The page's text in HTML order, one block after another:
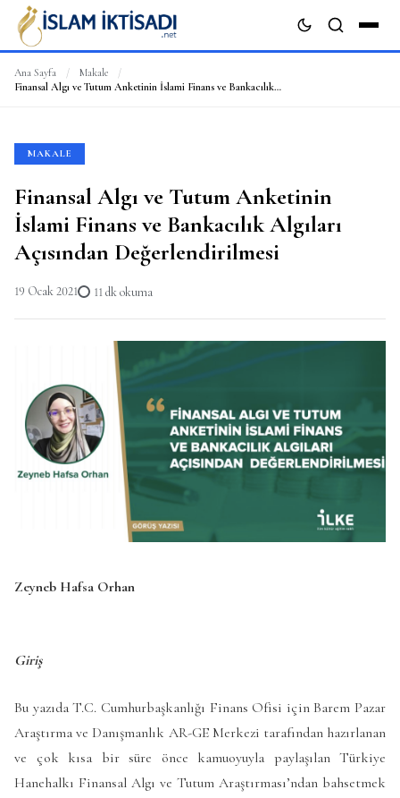
ARA
Ana Sayfa / Makale
/
Finansal Algı ve Tutum Anketinin İslami Finans ve Bankacılık Algıları Açısından Değerlendirilmesi
MAKALE
Finansal Algı ve Tutum Anketinin
İslami Finans ve Bankacılık Algıları
Açısından Değerlendirilmesi
19 Ocak 2021 11 dk okuma
Zeyneb Hafsa Orhan
Giriş
Bu yazıda T.C. Cumhurbaşkanlığı Finans Ofisi için Barem Pazar
Araştırma ve Danışmanlık AR-GE Merkezi tarafından hazırlanan
ve çok kısa bir süre önce kamuoyuyla paylaşılan Türkiye
Hanehalkı Finansal Algı ve Tutum Araştırması’ndan bahsetmek